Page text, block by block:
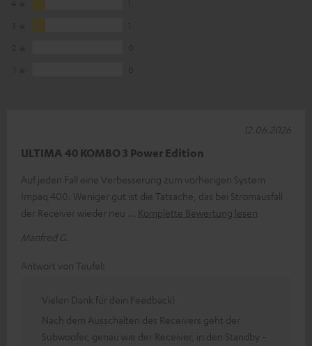
ULTIMA 40 KOMBO 3 Power Edition
Auf jeden Fall eine Verbesserung zum vorherigen System
Impaq 400. Weniger gut ist die Tatsache, das bei Stromausfall
der Receiver wieder neu
Komplette Bewertung lesen
Manfred G.
12.06.2026
Antwort von Teufel:
Vielen Dank für dein Feedback!
Nach dem Ausschalten des Receivers geht der
Subwoofer, genau wie der Receiver, in den Standby -